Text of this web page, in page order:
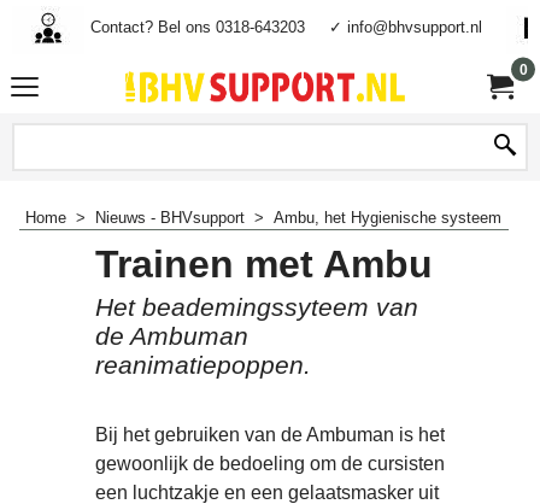
Contact? Bel ons 0318-643203 ✓ info@bhvsupport.nl
0
Home > Nieuws - BHVsupport > Ambu, het Hygienische systeem
Trainen met Ambu
Het beademingssyteem van
de Ambuman
reanimatiepoppen.
Bij het gebruiken van de Ambuman is het
gewoonlijk de bedoeling om de cursisten
een luchtzakje en een gelaatsmasker uit